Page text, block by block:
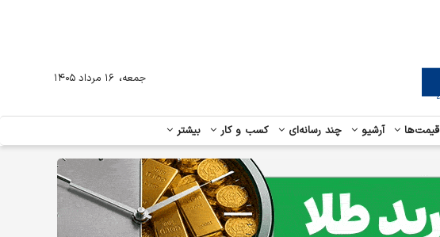
قیمت‌ها آرشیو چند رسانه‌ای کسب و کار بیشتر
جمعه، ۱۶ مرداد ۱۴۰۵